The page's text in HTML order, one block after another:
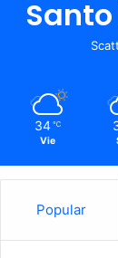
34 ℃
Vie
Popular